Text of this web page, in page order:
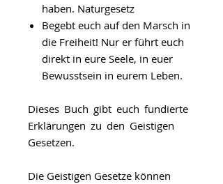
haben. Naturgesetz
Begebt euch auf den Marsch in
die Freiheit! Nur er führt euch
direkt in eure Seele, in euer
Bewusstsein in eurem Leben.
Dieses Buch gibt euch fundierte
Erklärungen zu den Geistigen
Gesetzen.
Die Geistigen Gesetze können